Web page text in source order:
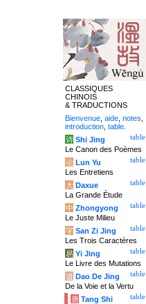
CLASSIQUES
CHINOIS
& TRADUCTIONS
Bienvenue aide notes
introduction table
table
诗 Shi Jing
Le Canon des Poèmes
table
论 Lun Yu
Les Entretiens
table
大 Daxue
La Grande Étude
table
中 Zhongyong
Le Juste Milieu
table
字 San Zi Jing
Les Trois Caractères
table
易 Yi Jing
Le Livre des Mutations
table
道 Dao De Jing
De la Voie et la Vertu
table
唐 Tang Shi